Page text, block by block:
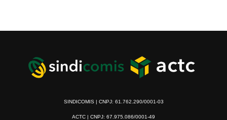
SINDICOMIS | CNPJ: 61.762.290/0001-03
ACTC | CNPJ: 67.975.086/0001-49